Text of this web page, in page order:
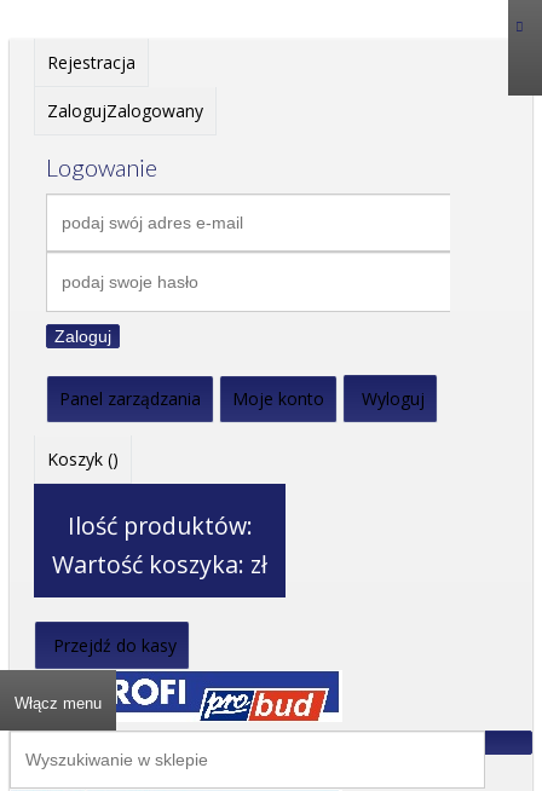
Rejestracja
ZalogujZalogowany
Logowanie
Zaloguj
Panel zarządzania Moje konto Wyloguj
Koszyk ()
Ilość produktów:
Wartość koszyka: zł
Przejdź do kasy
Włącz menu